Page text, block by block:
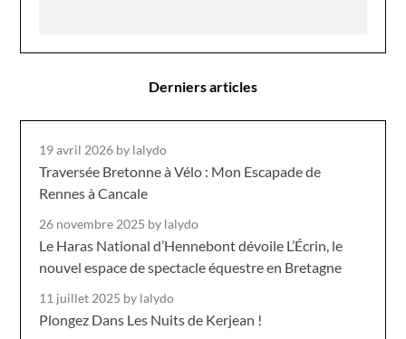
Derniers articles
19 avril 2026 by lalydo
Traversée Bretonne à Vélo : Mon Escapade de
Rennes à Cancale
26 novembre 2025 by lalydo
Le Haras National d’Hennebont dévoile L’Écrin, le
nouvel espace de spectacle équestre en Bretagne
11 juillet 2025 by lalydo
Plongez Dans Les Nuits de Kerjean !